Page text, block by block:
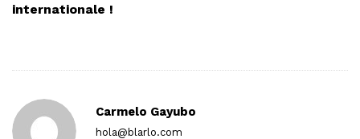
internationale !
Carmelo Gayubo
hola@blarlo.com